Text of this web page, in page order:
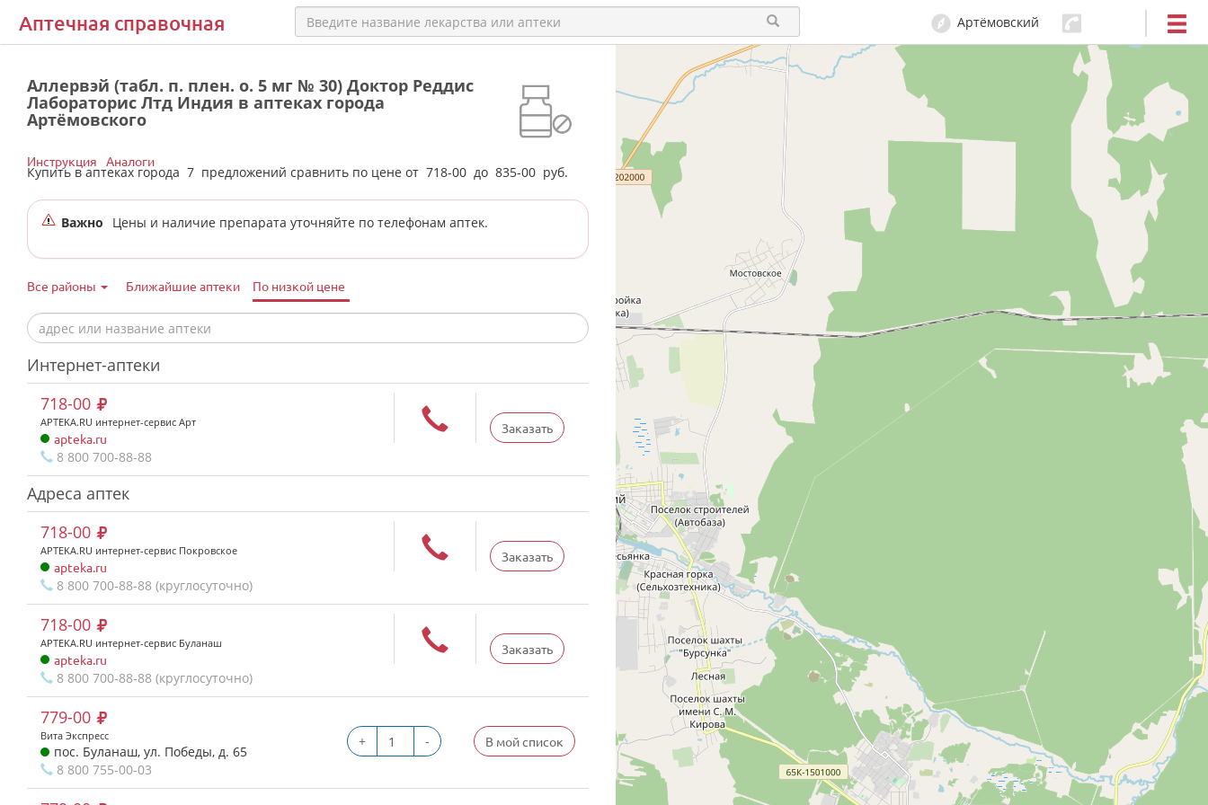
Аптечная справочная Артёмовский
Аллервэй (табл. п. плен. о. 5 мг № 30) Доктор Реддиc
Лабораторис Лтд Индия в аптеках города
Артёмовского
Купить в аптеках города 7 предложений сравнить по цене от 718-00 до 835-00 руб.
Инструкция Аналоги
Важно Цены и наличие препарата уточняйте по телефонам аптек.
Все районы Ближайшие аптеки По низкой цене
Интернет-аптеки
Заказать
718-00
APTEKA.RU интернет-сервис Арт
apteka.ru
8 800 700-88-88
Адреса аптек
Заказать
718-00
APTEKA.RU интернет-сервис Покровское
apteka.ru
8 800 700-88-88 (круглосуточно)
Заказать
718-00
APTEKA.RU интернет-сервис Буланаш
apteka.ru
8 800 700-88-88 (круглосуточно)
+ - В мой список
779-00
Вита Экспресс
пос. Буланаш, ул. Победы, д. 65
8 800 755-00-03